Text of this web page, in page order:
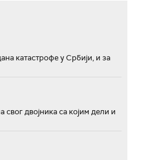
катастрофе у Србији, и за
свог двојника са којим дели и